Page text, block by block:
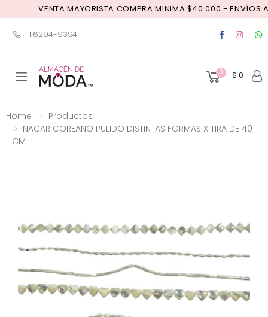
VENTA MAYORISTA COMPRA MINIMA $40.000 - ENVÍOS A
11 6294-9394
Toggle mobile menu
0 $ 0
Home
Productos
NACAR COREANO PULIDO DISTINTAS FORMAS X TIRA DE 40
CM